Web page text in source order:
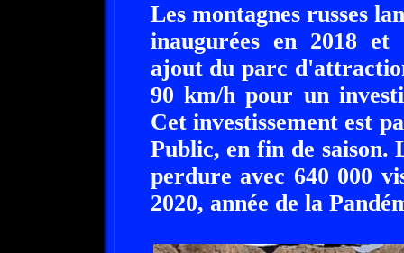
Les montagnes russes
inaugurées en 2018
ajout du parc
90 km/h pour un
Cet investissement est
Public, en fin de saison.
perdure avec 640 000
2020, année de la